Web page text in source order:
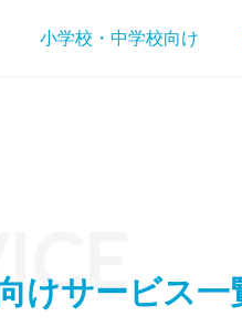
小学校・中学校向け
けサービス一